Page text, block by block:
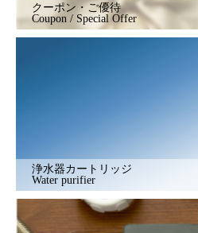
クーポン・ご優待
Coupon / Special Offer
浄水器カートリッジ
Water purifier